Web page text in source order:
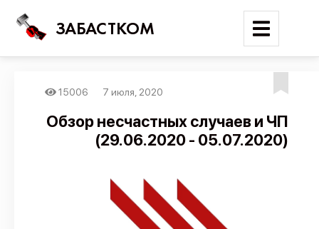
ЗАБАСТКОМ
Поиск
Карта событий
Трудовые конфликты
15006 7 июля, 2020
Обзор несчастных случаев и ЧП
(29.06.2020 - 05.07.2020)